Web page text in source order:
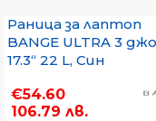
Раница за лаптоп
BANGE ULTRA 3
17.3“ 22 L, Син
€54.60
106.79 лв.